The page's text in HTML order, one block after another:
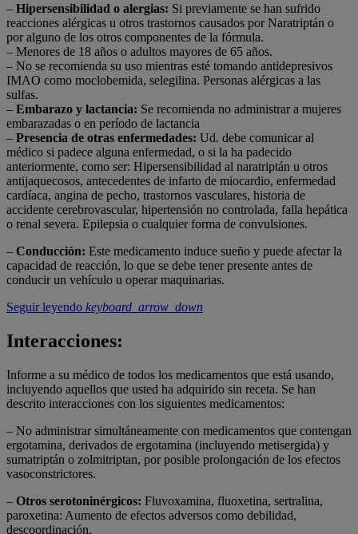
– Hipersensibilidad o alergias: Si previamente se han sufrido
reacciones alérgicas u otros trastornos causados por Naratriptán o
por alguno de los otros componentes de la fórmula.
– Menores de 18 años o adultos mayores de 65 años.
– No se recomienda su uso mientras esté tomando antidepresivos
IMAO como moclobemida, selegilina. Personas alérgicas a las
sulfas.
– Embarazo y lactancia: Se recomienda no administrar a mujeres
embarazadas o en período de lactancia
– Presencia de otras enfermedades: Ud. debe comunicar al
médico si padece alguna enfermedad, o si la ha padecido
anteriormente, como ser: Hipersensibilidad al naratriptán u otros
antijaquecosos, antecedentes de infarto de miocardio, enfermedad
cardíaca, angina de pecho, trastornos vasculares, historia de
accidente cerebrovascular, hipertensión no controlada, falla hepática
o renal severa. Epilepsia o cualquier forma de convulsiones.
– Conducción: Este medicamento induce sueño y puede afectar la
capacidad de reacción, lo que se debe tener presente antes de
conducir un vehículo u operar maquinarias.
Seguir leyendo keyboard_arrow_down
Interacciones:
Informe a su médico de todos los medicamentos que está usando,
incluyendo aquellos que usted ha adquirido sin receta. Se han
descrito interacciones con los siguientes medicamentos:
– No administrar simultáneamente con medicamentos que contengan
ergotamina, derivados de ergotamina (incluyendo metisergida) y
sumatriptán o zolmitriptan, por posible prolongación de los efectos
vasoconstrictores.
– Otros serotoninérgicos: Fluvoxamina, fluoxetina, sertralina,
paroxetina: Aumento de efectos adversos como debilidad,
descoordinación.